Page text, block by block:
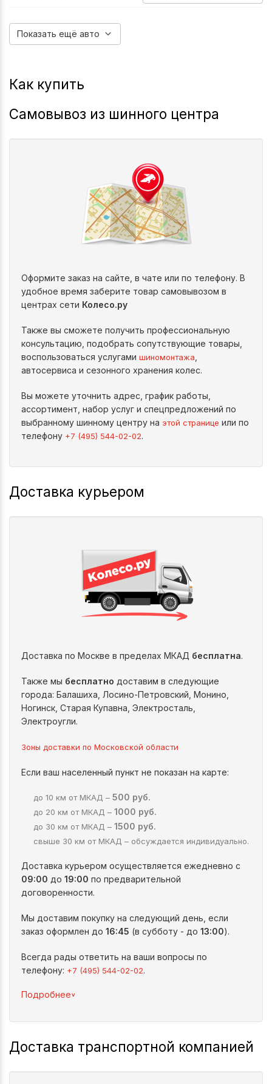
Показать ещё авто
Как купить
Самовывоз из шинного центра
Оформите заказ на сайте, в чате или по телефону. В
удобное время заберите товар самовывозом в
центрах сети Колесо.ру
Также вы сможете получить профессиональную
консультацию, подобрать сопутствующие товары,
воспользоваться услугами шиномонтажа
автосервиса и сезонного хранения колес.
Вы можете уточнить адрес, график работы,
ассортимент, набор услуг и спецпредложений по
выбранному шинному центру на этой странице или по
телефону +7 (495) 544-02-02.
Доставка курьером
Доставка по Москве в пределах МКАД бесплатна.
Также мы бесплатно доставим в следующие
города: Балашиха, Лосино-Петровский, Монино,
Ногинск, Старая Купавна, Электросталь,
Электроугли.
Зоны доставки по Московской области
Если ваш населенный пункт не показан на карте:
до 10 км от МКАД – 500 руб.
до 20 км от МКАД – 1000 руб.
до 30 км от МКАД – 1500 руб.
свыше 30 км от МКАД – обсуждается индивидуально.
Доставка курьером осуществляется ежедневно с
09:00 до 19:00 по предварительной
договоренности.
Мы доставим покупку на следующий день, если
заказ оформлен до 16:45 (в субботу - до 13:00).
Всегда рады ответить на ваши вопросы по
телефону: +7 (495) 544-02-02.
Подробнее^
Доставка транспортной компанией